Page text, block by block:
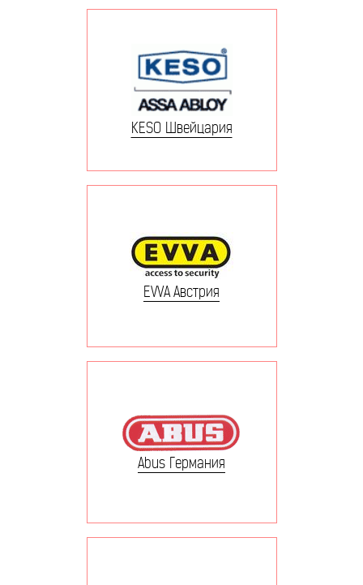
KESO Швейцария
EVVA Австрия
Abus Германия